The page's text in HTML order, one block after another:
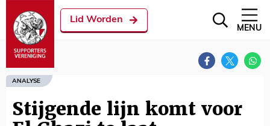
Lid Worden
MENU
ANALYSE
Stijgende lijn komt voor